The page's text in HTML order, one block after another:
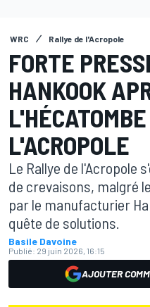
WRC Rallye de l'Acropole
FORTE
HANKOOK
L'ACROPOLE
Le Rallye de l'Acropole
de crevaisons, malgré
par le manufacturier
quête de solutions.
Basile Davoine
Publié: 29 juin 2026, 16:15
AJOUTER